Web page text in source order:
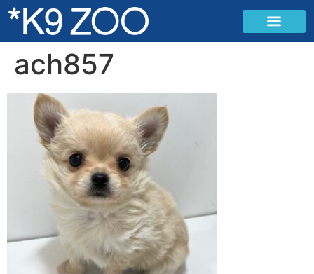
ach857